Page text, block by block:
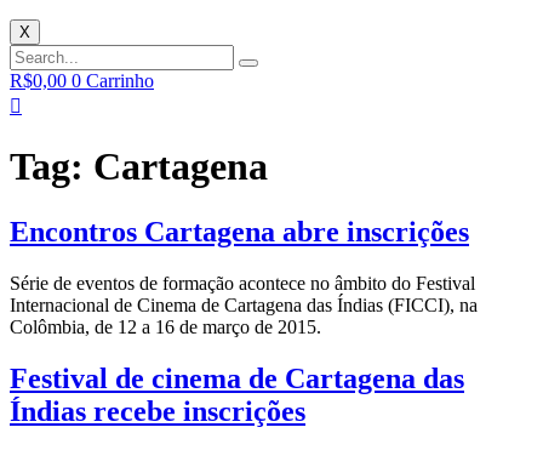
X
R$0,00 0 Carrinho
Tag: Cartagena
Encontros Cartagena abre inscrições
Série de eventos de formação acontece no âmbito do Festival
Internacional de Cinema de Cartagena das Índias (FICCI), na
Colômbia, de 12 a 16 de março de 2015.
Festival de cinema de Cartagena das
Índias recebe inscrições